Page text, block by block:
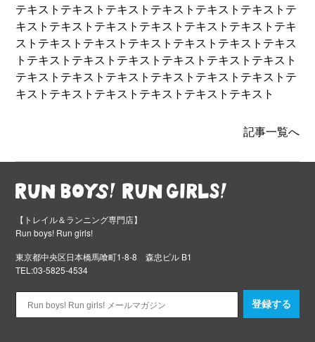
テキストテキストテキストテキストテキストテキストテ
キストテキストテキストテキストテキストテキストテキ
ストテキストテキストテキストテキストテキストテキス
トテキストテキストテキストテキストテキストテキスト
テキストテキストテキストテキストテキストテキストテ
キストテキストテキストテキストテキストテキスト
記事一覧へ
【トレイル＆ランニング専門店】
Run boys! Run girls!
東京都中央区日本橋馬喰町1-8-8 森忠ビル B1
TEL:03-5825-4534
登録する